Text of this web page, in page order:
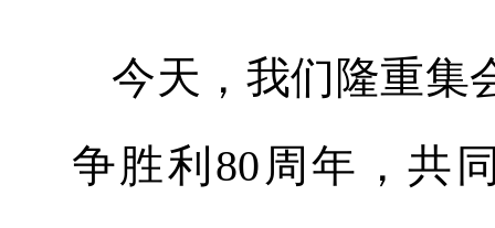
今天，我们隆重集
争胜利80周年，共